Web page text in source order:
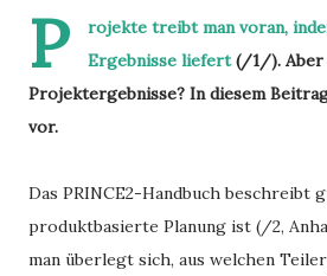
P
rojekte treibt man voran,
Ergebnisse liefert(/1/). Aber
Projektergebnisse? In diesem
vor.
Das PRINCE2-Handbuch beschreibt
produktbasierte Planung ist (/2,
man überlegt sich, aus welchen